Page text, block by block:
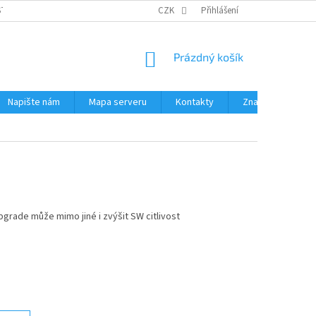
PŘÍSLUŠENSTVÍ RUČNÍ RADIOSTANICE PŮJČOVNA
CZK Přihlášení
NÁKUPNÍ
Prázdný košík
Napište nám Mapa serveru Kontakty Značky
může mimo jiné i zvýšit SW citlivost